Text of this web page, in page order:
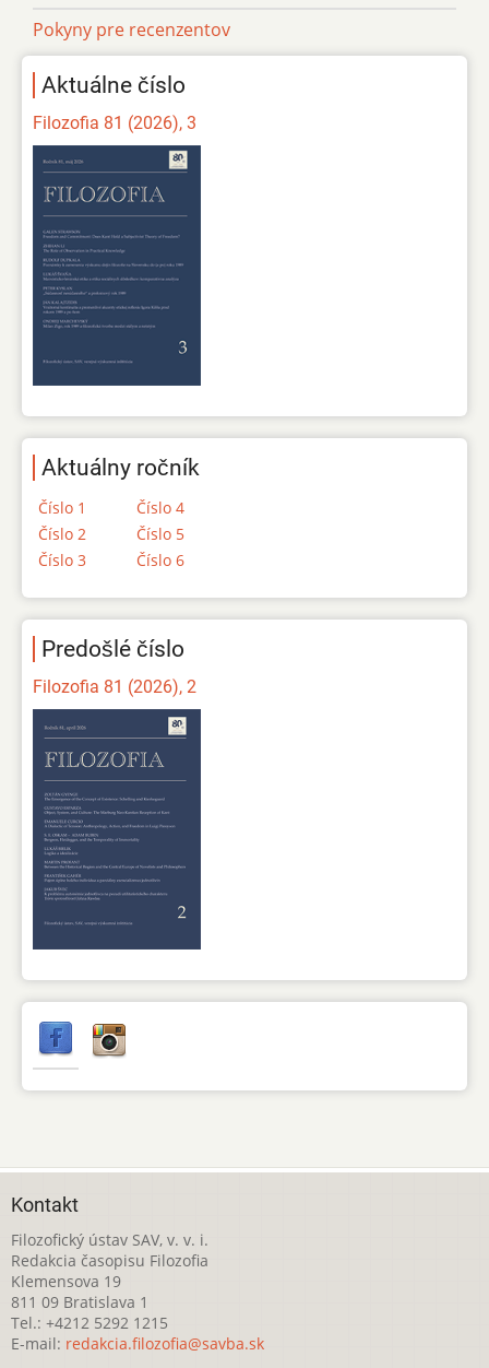
Pokyny pre recenzentov
Aktuálne číslo
Filozofia 81 (2026), 3
Aktuálny ročník
Číslo 1
Číslo 2
Číslo 3
Číslo 4
Číslo 5
Číslo 6
Predošlé číslo
Filozofia 81 (2026), 2
Kontakt
Filozofický ústav SAV, v. v. i.
Redakcia časopisu Filozofia
Klemensova 19
811 09 Bratislava 1
Tel.: +4212 5292 1215
E-mail: redakcia.filozofia@savba.sk